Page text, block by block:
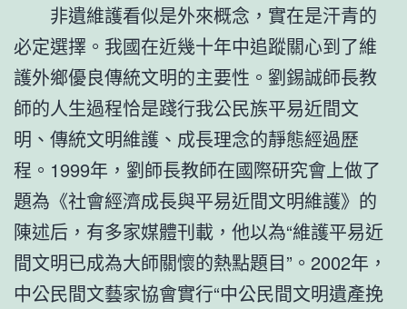
非遺維護看似是外來概念，實在是汗青的
必定選擇。我國在近幾十年中追蹤關心到了維
護外鄉優良傳統文明的主要性。劉錫誠師長教
師的人生過程恰是踐行我公民族平易近間文
明、傳統文明維護、成長理念的靜態經過歷
程。1999年，劉師長教師在國際研究會上做了
題為《社會經濟成長與平易近間文明維護》的
陳述后，有多家媒體刊載，他以為“維護平易近
間文明已成為大師關懷的熱點題目”。2002年，
中公民間文藝家協會實行“中公民間文明遺產挽